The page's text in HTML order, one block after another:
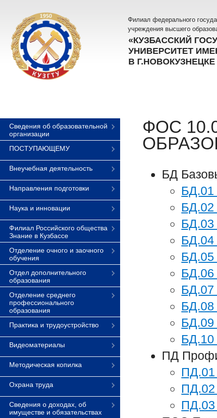
Филиал федерального
учреждения высшего
«КУЗБАССКИЙ
УНИВЕРСИТЕТ
В Г.НОВОКУЗНЕЦКЕ
Сведения об образовательной
организации
ПОСТУПАЮЩЕМУ
Внеучебная деятельность
Направления подготовки
Наука и инновации
Филиал Российского общества
Знание в Кузбассе
Отделение очного и заочного
обучения
Отдел дополнительного
образования
Отделение среднего
профессионального
образования
Практика и трудоустройство
Видеоматериалы
Методическая копилка
Охрана труда
Сведения о доходах, об
имуществе и обязательствах
ФОС
БД
БД.01
БД.02
БД.03
БД.04
БД.05
БД.06
БД.08
БД.09
БД.10
ПД
ПД.01
ПД.03